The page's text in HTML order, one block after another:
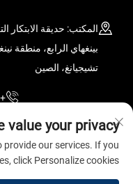
بينغهاي الرابع، منطقة
تشيجيانغ، الصين
+86-13857806166
value your privacy
provide our services. If you
click Personalize cookies.